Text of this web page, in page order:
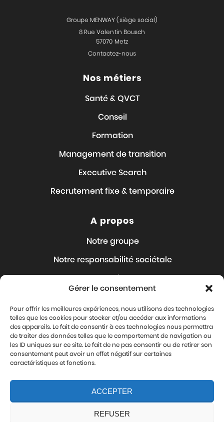
Gérer le consentement
Pour offrir les meilleures expériences, nous utilisons des technologies
telles que les cookies pour stocker et/ou accéder aux informations
des appareils. Le fait de consentir à ces technologies nous permettra
de traiter des données telles que le comportement de navigation ou
les ID uniques sur ce site. Le fait de ne pas consentir ou de retirer son
consentement peut avoir un effet négatif sur certaines
caractéristiques et fonctions.
ACCEPTER
REFUSER
Groupe MENWAY (siège social)
8 Rue Valentin Bousch
57070 Metz
Contactez-nous
Nos métiers
Santé & QVCT
Conseil
Formation
Management de transition
Executive Search
Recrutement fixe & temporaire
A propos
Notre groupe
Notre responsabilité sociétale
Nos Articles
Où sommes-nous ?
Contact
Mentions légales
Protection de vos données personnelles
Nous suivre